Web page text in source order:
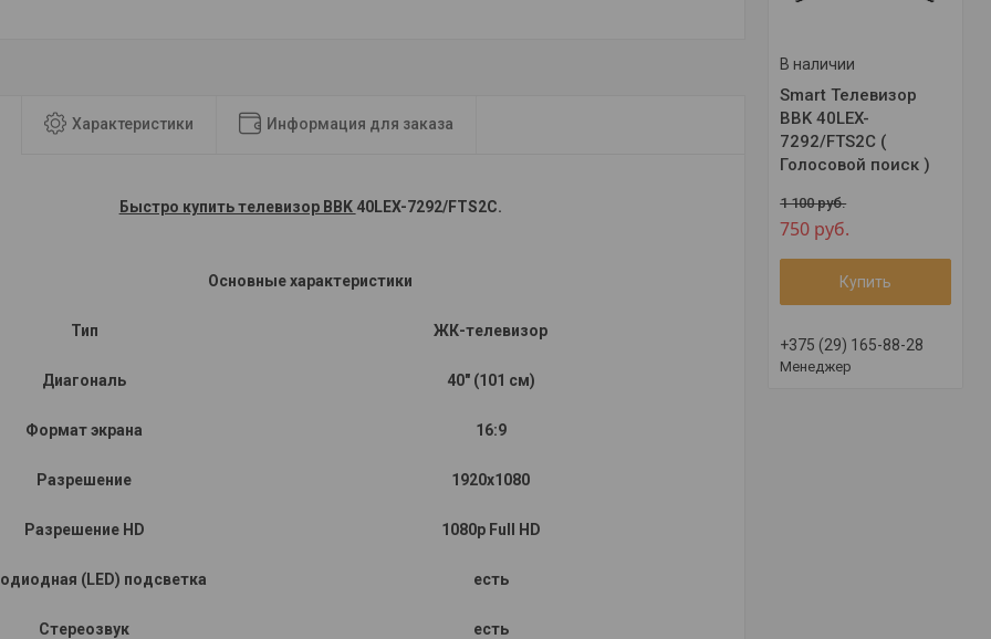
В наличии
Smart Телевизор
BBK 40LEX-
7292/FTS2C (
Голосовой поиск )
1 100руб.
750 руб.
Купить
+375 (29) 165-88-28
Менеджер
Характеристики Информация для заказа
Быстро купить телевизор BBK 40LEX-7292/FTS2C.
Основные характеристики
Тип ЖК-телевизор
Диагональ 40" (101 см)
Формат экрана 16:9
Разрешение 1920x1080
Разрешение HD 1080p Full HD
(LED) подсветка есть
Стереозвук есть